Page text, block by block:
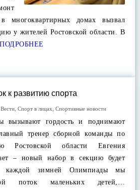
многоквартирных домах вызвал
у жителей Ростовской области. В
ПОДРОБНЕЕ
к развитию спорта
Спорт в лицах Спортивные новости
вызывают гордость и поднимают
тренер сборной команды по
Ростовской области Евгения
– новый набор в секцию будет
зимней Олимпиады мы
поток маленьких детей,…